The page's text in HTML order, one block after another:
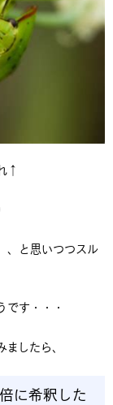
↑
、と思いつつスル
です・・・
したら、
に希釈した